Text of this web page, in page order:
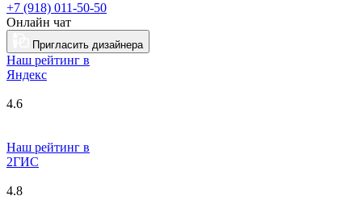
+7 (918) 011-50-50
Онлайн чат
Пригласить дизайнера
Наш рейтинг в
Яндекс
4.6
Наш рейтинг в
2ГИС
4.8